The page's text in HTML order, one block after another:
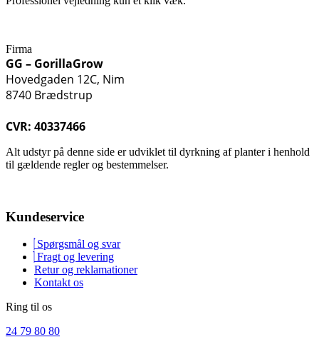
Firma
GG – GorillaGrow
Hovedgaden 12C, Nim
8740 Brædstrup
CVR: 40337466
Alt udstyr på denne side er udviklet til dyrkning af planter i henhold
til gældende regler og bestemmelser.
Kundeservice
Spørgsmål og svar
Fragt og levering
Retur og reklamationer
Kontakt os
Ring til os
24 79 80 80